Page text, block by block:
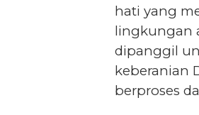
hati yang
lingkungan
dipanggil
keberanian
berproses